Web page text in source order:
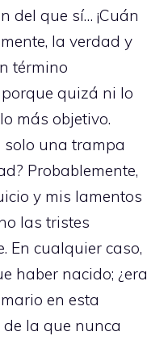
del que sí… ¡Cuán
la verdad y
término
quizá ni lo
más objetivo.
solo una trampa
Probablemente,
y mis lamentos
las tristes
En cualquier caso,
haber nacido; ¿era
en esta
la que nunca